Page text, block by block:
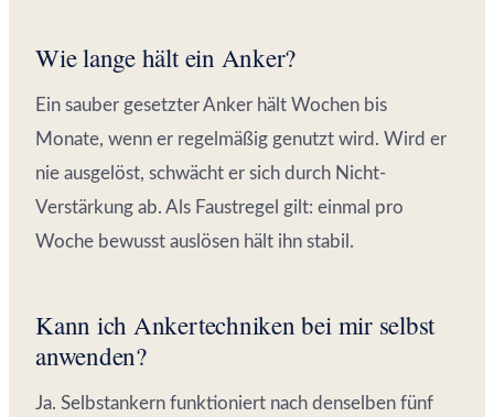
Wie lange hält ein Anker?
Ein sauber gesetzter Anker hält Wochen bis
Monate, wenn er regelmäßig genutzt wird. Wird er
nie ausgelöst, schwächt er sich durch Nicht-
Verstärkung ab. Als Faustregel gilt: einmal pro
Woche bewusst auslösen hält ihn stabil.
Kann ich Ankertechniken bei mir selbst
anwenden?
Ja. Selbstankern funktioniert nach denselben fünf